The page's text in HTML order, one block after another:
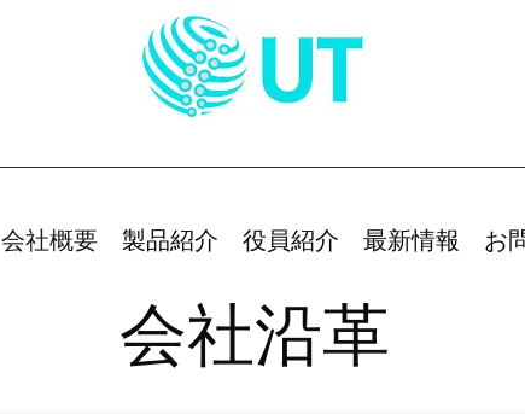
会社概要 製品紹介 役員紹介 最新情報 お
会社沿革